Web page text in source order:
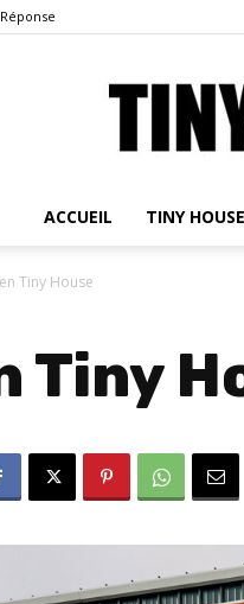
Réponse
ACCUEIL TINY
Tiny House
Tiny